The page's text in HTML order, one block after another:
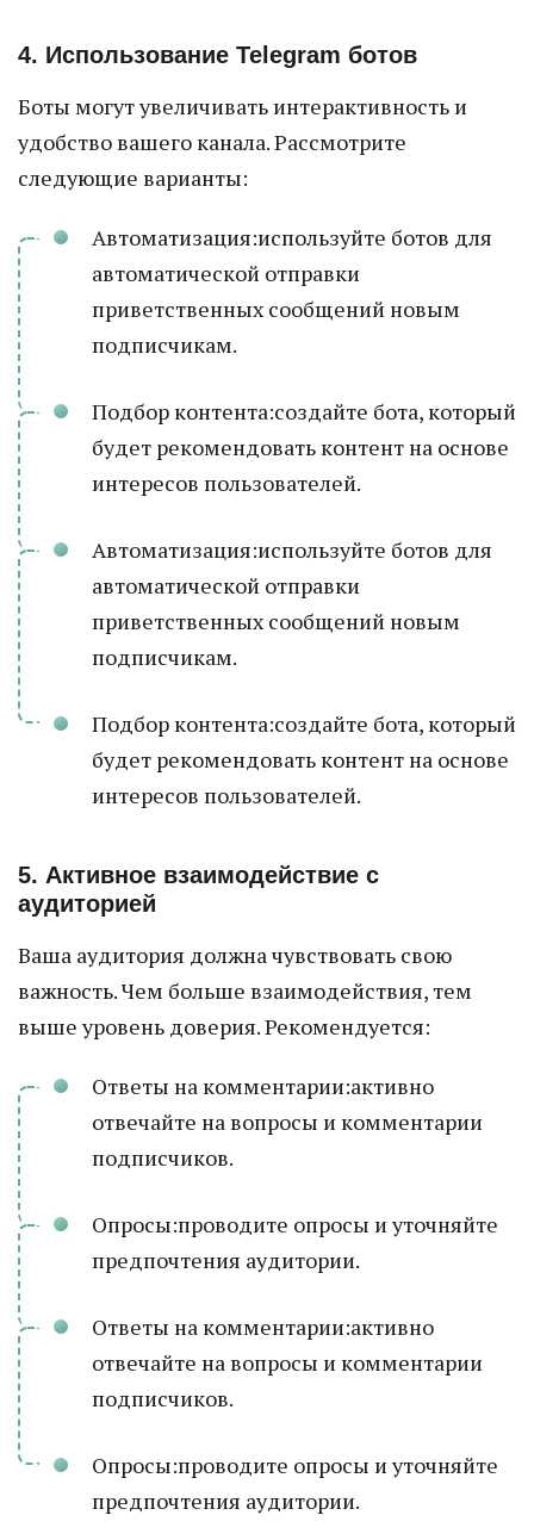
4. Использование Telegram ботов
Боты могут увеличивать интерактивность и
удобство вашего канала. Рассмотрите
следующие варианты:
Автоматизация:используйте ботов для
автоматической отправки
приветственных сообщений новым
подписчикам.
Подбор контента:создайте бота, который
будет рекомендовать контент на основе
интересов пользователей.
Автоматизация:используйте ботов для
автоматической отправки
приветственных сообщений новым
подписчикам.
Подбор контента:создайте бота, который
будет рекомендовать контент на основе
интересов пользователей.
5. Активное взаимодействие с
аудиторией
Ваша аудитория должна чувствовать свою
важность. Чем больше взаимодействия, тем
выше уровень доверия. Рекомендуется:
Ответы на комментарии:активно
отвечайте на вопросы и комментарии
подписчиков.
Опросы:проводите опросы и уточняйте
предпочтения аудитории.
Ответы на комментарии:активно
отвечайте на вопросы и комментарии
подписчиков.
Опросы:проводите опросы и уточняйте
предпочтения аудитории.